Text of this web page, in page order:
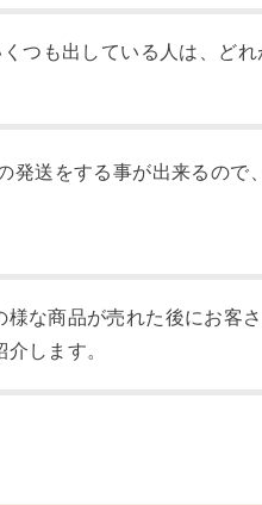
つも出している人は、どれ
発送をする事が出来るので
様な商品が売れた後にお客
します。